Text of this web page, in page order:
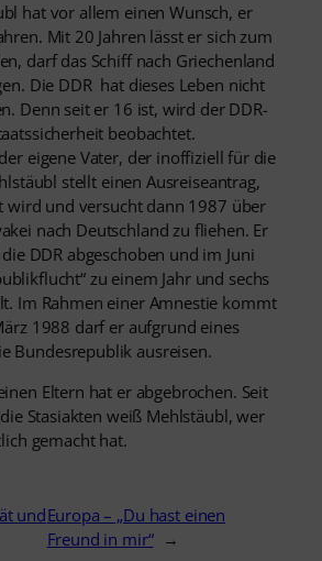
hat vor allem einen Wunsch, er
Mit 20 Jahren lässt er sich zum
darf das Schiff nach Griechenland
Die DDR hat dieses Leben nicht
Denn seit er 16 ist, wird der DDR-
beobachtet.
eigene Vater, der inoffiziell für die
stellt einen Ausreiseantrag,
wird und versucht dann 1987 über
nach Deutschland zu fliehen. Er
DDR abgeschoben und im Juni
zu einem Jahr und sechs
Im Rahmen einer Amnestie kommt
1988 darf er aufgrund eines
Bundesrepublik ausreisen.
Eltern hat er abgebrochen. Seit
Stasiakten weiß Mehlstäubl, wer
gemacht hat.
undEuropa – „Du hast einen
Freund in mir“ →